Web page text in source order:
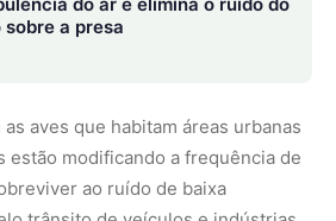
estridente, a biologia explica que
continue eficiente em um
através do